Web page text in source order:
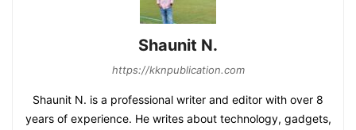
Shaunit N.
https://kknpublication.com
Shaunit N. is a professional writer and editor with over 8
years of experience. He writes about technology, gadgets,